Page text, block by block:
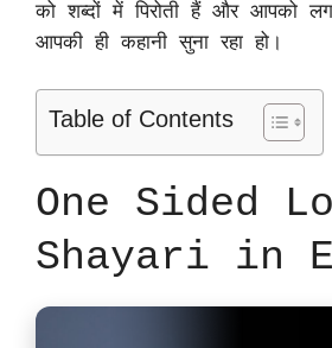
को शब्दों में पिरोती हैं और आपको
आपकी ही कहानी सुना रहा हो।
Table of Contents
One Sided
Shayari in